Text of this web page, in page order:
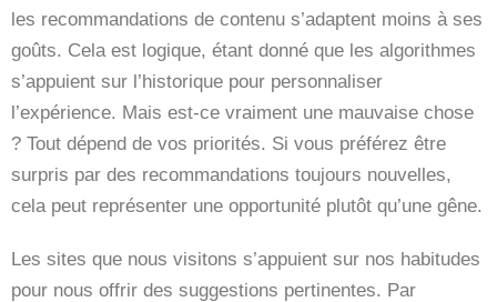
les recommandations de contenu s’adaptent moins à ses
goûts. Cela est logique, étant donné que les algorithmes
s’appuient sur l’historique pour personnaliser
l’expérience. Mais est-ce vraiment une mauvaise chose
? Tout dépend de vos priorités. Si vous préférez être
surpris par des recommandations toujours nouvelles,
cela peut représenter une opportunité plutôt qu’une gêne.
Les sites que nous visitons s’appuient sur nos habitudes
pour nous offrir des suggestions pertinentes. Par